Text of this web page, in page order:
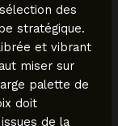
des
stratégique.
et vibrant
miser sur
palette de
doit
de la